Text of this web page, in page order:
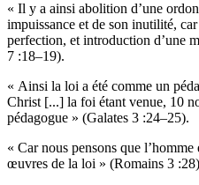
« Il y a ainsi abolition d’une
impuissance et de son inutilité,
perfection, et introduction d’une
7 :18–19).
« Ainsi la loi a été comme un
Christ [...] la foi étant venue, 10
pédagogue » (Galates 3 :24–25).
« Car nous pensons que
œuvres de la loi » (Romains 3